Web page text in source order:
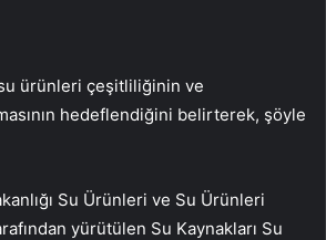
ürünleri çeşitliliğinin ve
hedeflendiğini belirterek, şöyle
Su Ürünleri ve Su Ürünleri
yürütülen Su Kaynakları Su